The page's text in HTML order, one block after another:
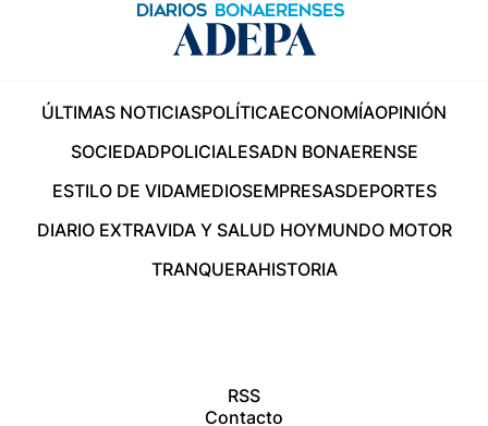
ÚLTIMAS NOTICIASPOLÍTICAECONOMÍAOPINIÓN
SOCIEDADPOLICIALESADN BONAERENSE
ESTILO DE VIDAMEDIOSEMPRESASDEPORTES
DIARIO EXTRAVIDA Y SALUD HOYMUNDO MOTOR
TRANQUERAHISTORIA
RSS
Contacto